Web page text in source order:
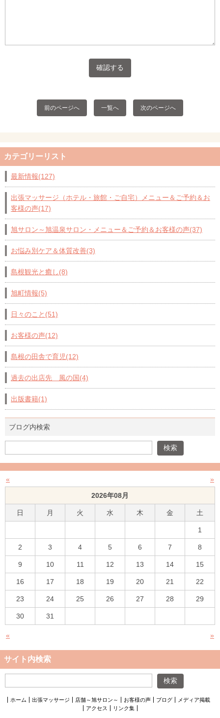
前のページへ 一覧へ 次のページへ
カテゴリーリスト
最新情報(127)
出張マッサージ（ホテル・旅館・ご自宅）メニュー＆ご予約＆お
客様の声(17)
旭サロン～旭温泉サロン・メニュー＆ご予約＆お客様の声(37)
お悩み別ケア＆体質改善(3)
島根観光と癒し(8)
旭町情報(5)
日々のこと(51)
お客様の声(12)
島根の田舎で育児(12)
過去の出店先 風の国(4)
出版書籍(1)
ブログ内検索
« »
2026年08月
日 月 火 水 木 金 土
1
2 3 4 5 6 7 8
9 10 11 12 13 14 15
16 17 18 19 20 21 22
23 24 25 26 27 28 29
30 31
« »
サイト内検索
ホーム 出張マッサージ 店舗～旭サロン～ お客様の声 ブログ
メディア掲載
アクセス
リンク集